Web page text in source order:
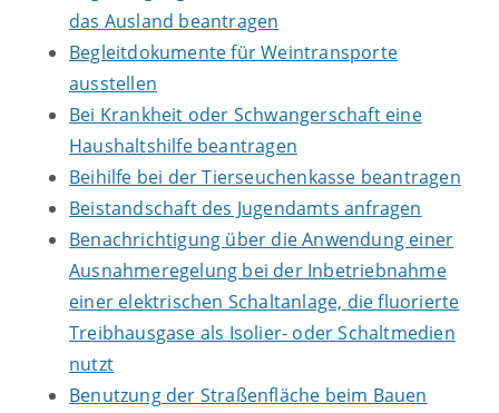
das Ausland beantragen
Begleitdokumente für Weintransporte
ausstellen
Bei Krankheit oder Schwangerschaft eine
Haushaltshilfe beantragen
Beihilfe bei der Tierseuchenkasse beantragen
Beistandschaft des Jugendamts anfragen
Benachrichtigung über die Anwendung einer
Ausnahmeregelung bei der Inbetriebnahme
einer elektrischen Schaltanlage, die fluorierte
Treibhausgase als Isolier- oder Schaltmedien
nutzt
Benutzung der Straßenfläche beim Bauen